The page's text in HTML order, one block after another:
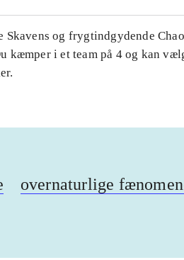
og frygtindgydende
kæmper i et team på 4 og kan
overnaturlige